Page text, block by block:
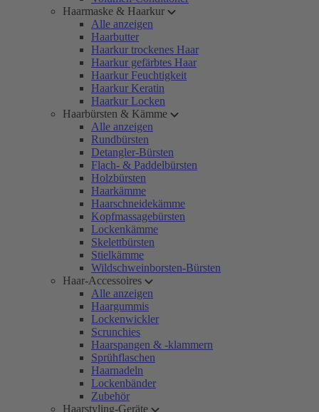
Haarmaske & Haarkur
Alle anzeigen
Haarbutter
Haarkur trockenes Haar
Haarkur gefärbtes Haar
Haarkur Feuchtigkeit
Haarkur Keratin
Haarkur Locken
Haarbürsten & Kämme
Alle anzeigen
Rundbürsten
Detangler-Bürsten
Flach- & Paddelbürsten
Holzbürsten
Haarkämme
Haarschneidekämme
Kopfmassagebürsten
Lockenkämme
Skelettbürsten
Stielkämme
Wildschweinborsten-Bürsten
Haar-Accessoires
Alle anzeigen
Haargummis
Lockenwickler
Scrunchies
Haarspangen & -klammern
Sprühflaschen
Haarnadeln
Lockenbänder
Zubehör
Haarstyling-Geräte